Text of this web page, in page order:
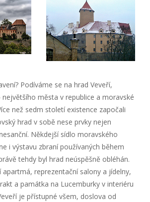
Podíváme se na hrad Veveří,
města v republice a moravské
než sedm století existence započali
hrad v sobě nese prvky nejen
Někdejší sídlo moravského
i výstavu zbraní používaných během
tehdy byl hrad neúspěšně obléhán.
apartmá, reprezentační salony a jídelny,
a památka na Lucemburky v interiéru
je přístupné všem, doslova od